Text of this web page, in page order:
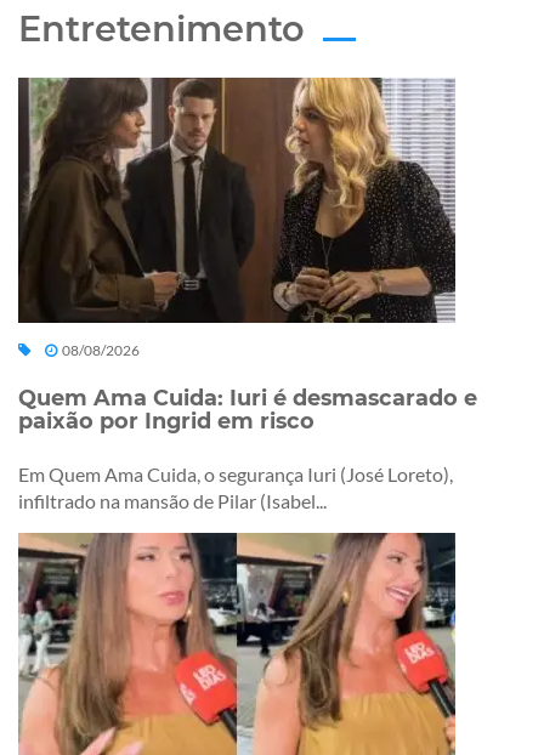
Entretenimento
08/08/2026
Quem Ama Cuida: Iuri é desmascarado e
paixão por Ingrid em risco
Em Quem Ama Cuida, o segurança Iuri (José Loreto),
infiltrado na mansão de Pilar (Isabel...